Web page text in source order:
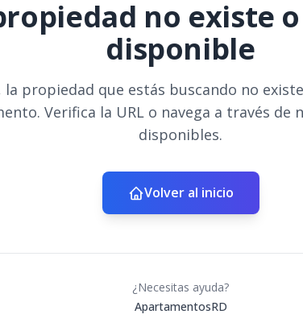
no existe
disponible
propiedad que estás buscando no
Verifica la URL o navega a través de
disponibles.
Volver al inicio
¿Necesitas ayuda?
ApartamentosRD